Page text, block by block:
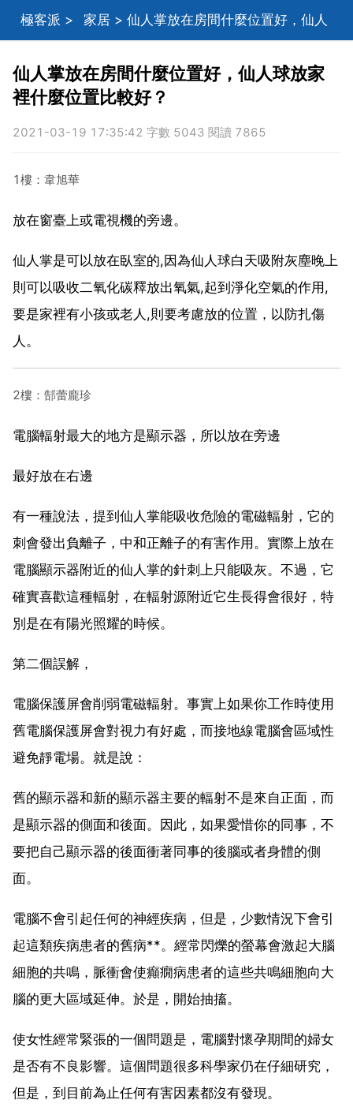
極客派 > 家居 > 仙人掌放在房間什麼位置好，仙人
球放家裡什麼位置比較好？
仙人掌放在房間什麼位置好，仙人球放家
裡什麼位置比較好？
2021-03-19 17:35:42 字數 5043 閱讀 7865
1樓：韋旭華
放在窗臺上或電視機的旁邊。
仙人掌是可以放在臥室的,因為仙人球白天吸附灰塵晚上
則可以吸收二氧化碳釋放出氧氣,起到淨化空氣的作用,
要是家裡有小孩或老人,則要考慮放的位置，以防扎傷
人。
2樓：郜蕾龐珍
電腦輻射最大的地方是顯示器，所以放在旁邊
最好放在右邊
有一種說法，提到仙人掌能吸收危險的電磁輻射，它的
刺會發出負離子，中和正離子的有害作用。實際上放在
電腦顯示器附近的仙人掌的針刺上只能吸灰。不過，它
確實喜歡這種輻射，在輻射源附近它生長得會很好，特
別是在有陽光照耀的時候。
第二個誤解，
電腦保護屏會削弱電磁輻射。事實上如果你工作時使用
舊電腦保護屏會對視力有好處，而接地線電腦會區域性
避免靜電場。就是說：
舊的顯示器和新的顯示器主要的輻射不是來自正面，而
是顯示器的側面和後面。因此，如果愛惜你的同事，不
要把自己顯示器的後面衝著同事的後腦或者身體的側
面。
電腦不會引起任何的神經疾病，但是，少數情況下會引
起這類疾病患者的舊病**。經常閃爍的螢幕會激起大腦
細胞的共鳴，脈衝會使癲癇病患者的這些共鳴細胞向大
腦的更大區域延伸。於是，開始抽搐。
使女性經常緊張的一個問題是，電腦對懷孕期間的婦女
是否有不良影響。這個問題很多科學家仍在仔細研究，
但是，到目前為止任何有害因素都沒有發現。